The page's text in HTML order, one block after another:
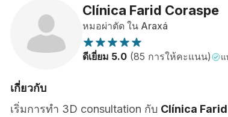
Clínica Farid Coraspe
หมอผ่าตัด ใน Araxá
ดีเยี่ยม 5.0 (85 การให้คะแนน)
เกี่ยวกับ
เริ่มการทำ 3D consultation กับ Clínica